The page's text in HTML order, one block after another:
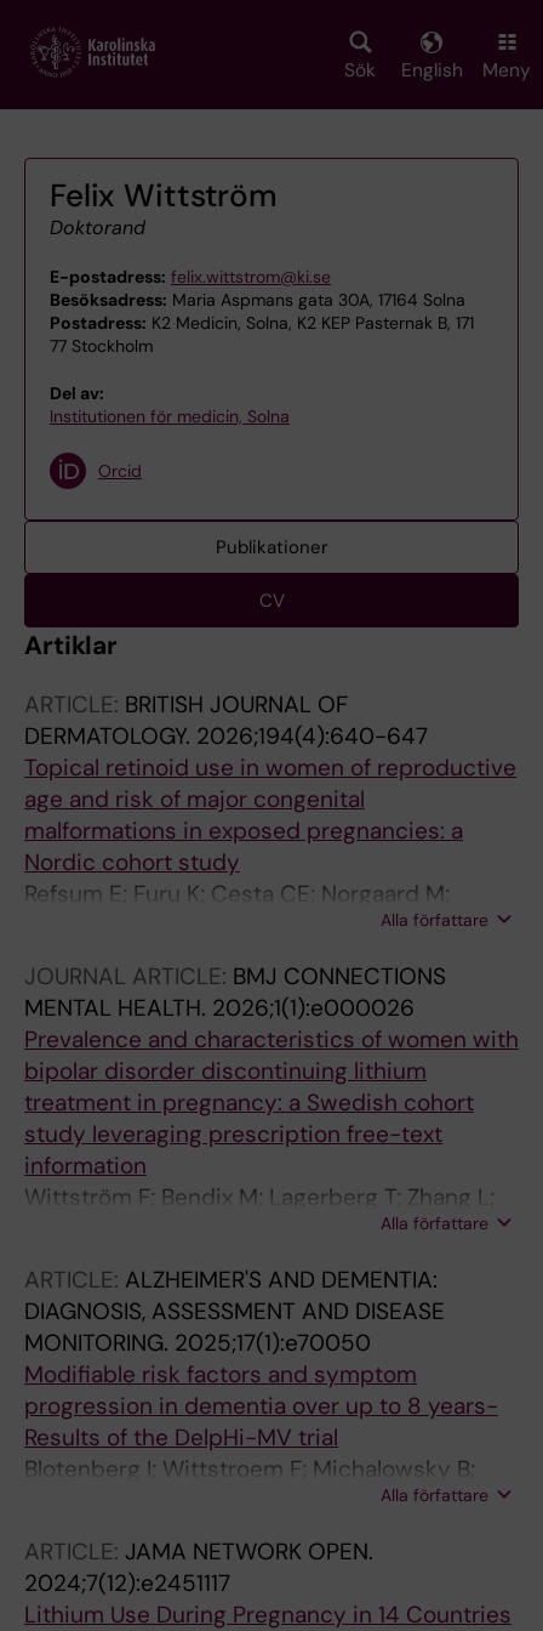
main
Sök English Meny
Felix Wittström
Doktorand
E-postadress: felix.wittstrom@ki.se
Besöksadress: Maria Aspmans gata 30A, 17164 Solna
Postadress: K2 Medicin, Solna, K2 KEP Pasternak B, 171
77 Stockholm
Del av:
Institutionen för medicin, Solna
Orcid
Publikationer
CV
Artiklar
ARTICLE: BRITISH JOURNAL OF
DERMATOLOGY. 2026;194(4):640-647
Topical retinoid use in women of reproductive
age and risk of major congenital
malformations in exposed pregnancies: a
Nordic cohort study
Refsum E; Furu K; Cesta CE; Norgaard M;
Wittstrom F; Zoega H; Ulrichsen SP; Cohen JM
Alla författare
JOURNAL ARTICLE: BMJ CONNECTIONS
MENTAL HEALTH. 2026;1(1):e000026
Prevalence and characteristics of women with
bipolar disorder discontinuing lithium
treatment in pregnancy: a Swedish cohort
study leveraging prescription free-text
information
Wittström F; Bendix M; Lagerberg T; Zhang L;
Boman M; Reutfors J; Pazzagli L; Cesta CE
Alla författare
ARTICLE: ALZHEIMER'S AND DEMENTIA:
DIAGNOSIS, ASSESSMENT AND DISEASE
MONITORING. 2025;17(1):e70050
Modifiable risk factors and symptom
progression in dementia over up to 8 years-
Results of the DelpHi-MV trial
Blotenberg I; Wittstroem F; Michalowsky B;
Platen M; Wucherer D; Teipel S; Hoffmann W;
Alla författare
ARTICLE: JAMA NETWORK OPEN.
2024;7(12):e2451117
Lithium Use During Pregnancy in 14 Countries